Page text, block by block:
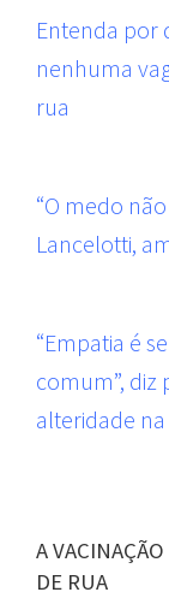
Entenda por
nenhuma
rua
“O medo
Lancelotti,
“Empatia é
comum”, diz
alteridade
A
DE RUA